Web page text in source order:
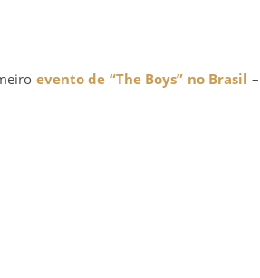
evento de “The Boys” no Brasil –